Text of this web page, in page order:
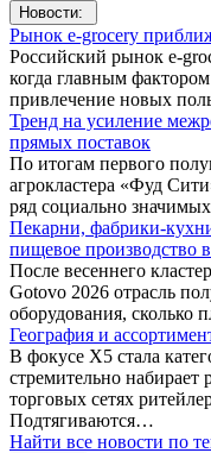
Новости:
Рынок e-grocery
Российский рынок e-
когда главным
привлечение новых
Тренд на усиление
прямых поставок
По итогам первого
агрокластера «Фуд
ряд социально
Пекарни, фабрики-
пищевое производство
После весеннего
Gotovo 2026 отрасль
оборудования, сколько
География и
В фокусе X5 стала
стремительно набирает
торговых сетях
Подтягиваются…
Найти все новости по